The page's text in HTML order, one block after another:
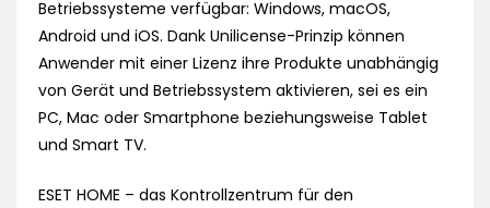
Betriebssysteme verfügbar: Windows, macOS,
Android und iOS. Dank Unilicense-Prinzip können
Anwender mit einer Lizenz ihre Produkte unabhängig
von Gerät und Betriebssystem aktivieren, sei es ein
PC, Mac oder Smartphone beziehungsweise Tablet
und Smart TV.
ESET HOME – das Kontrollzentrum für den